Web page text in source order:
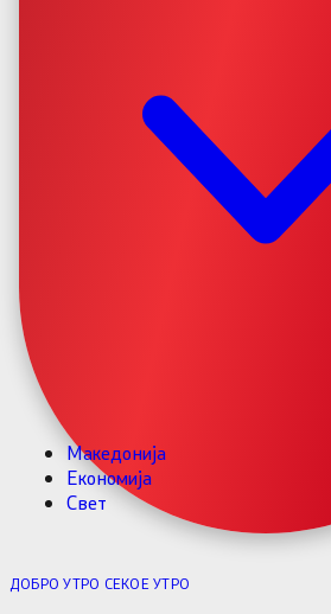
Македонија
Економија
Свет
ДОБРО УТРО СЕКОЕ УТРО